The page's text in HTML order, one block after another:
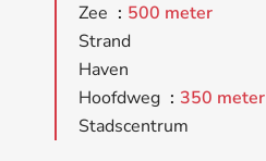
Zee
500 meter
Strand
Haven
Hoofdweg
350 meter
Stadscentrum